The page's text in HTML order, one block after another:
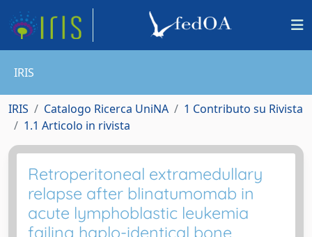
IRIS
IRIS Catalogo Ricerca UniNA
1 Contributo su Rivista
1.1 Articolo in rivista
Retroperitoneal extramedullary
relapse after blinatumomab in
acute lymphoblastic leukemia
failing haplo-identical bone